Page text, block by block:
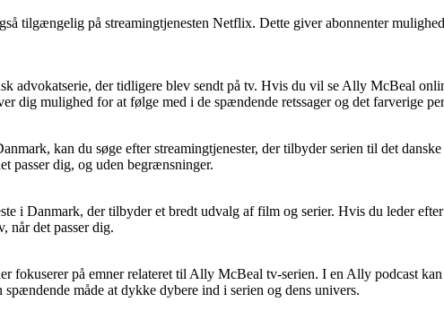
tilgængelig på streamingtjenesten Netflix. Dette giver abonnenter
advokatserie, der tidligere blev sendt på tv. Hvis du vil se Ally McBeal
dig mulighed for at følge med i de spændende retssager og det farverige
kan du søge efter streamingtjenester, der tilbyder serien til det
passer dig, og uden begrænsninger.
i Danmark, der tilbyder et bredt udvalg af film og serier. Hvis du leder
når det passer dig.
fokuserer på emner relateret til Ally McBeal tv-serien. I en Ally podcast
måde at dykke dybere ind i serien og dens univers.